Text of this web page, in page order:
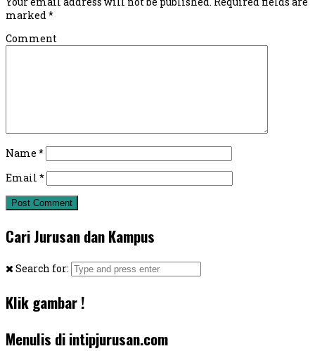
marked *
Comment
Name *
Email *
Cari Jurusan dan Kampus
Search for:
Klik gambar !
Menulis di intipjurusan.com